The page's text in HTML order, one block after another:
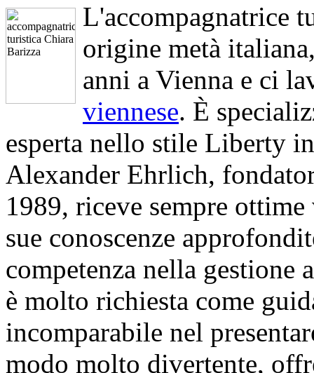
L'accompagnatrice
origine metà
anni a Vienna e ci
viennese. È
esperta nello stile Liberty
Alexander Ehrlich,
1989, riceve sempre
sue conoscenze
competenza nella
è molto richiesta come
incomparabile nel
modo molto divertente,